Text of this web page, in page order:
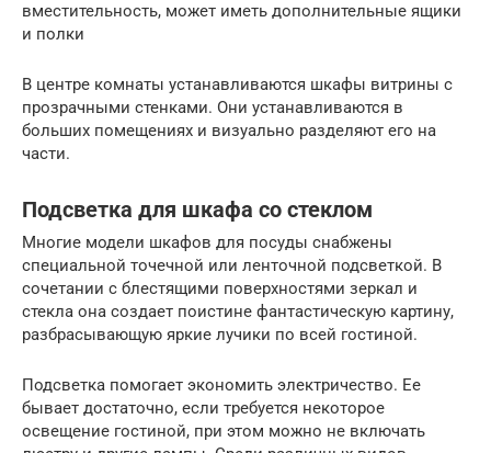
вместительность, может иметь дополнительные ящики
и полки
В центре комнаты устанавливаются шкафы витрины с
прозрачными стенками. Они устанавливаются в
больших помещениях и визуально разделяют его на
части.
Подсветка для шкафа со стеклом
Многие модели шкафов для посуды снабжены
специальной точечной или ленточной подсветкой. В
сочетании с блестящими поверхностями зеркал и
стекла она создает поистине фантастическую картину,
разбрасывающую яркие лучики по всей гостиной.
Подсветка помогает экономить электричество. Ее
бывает достаточно, если требуется некоторое
освещение гостиной, при этом можно не включать